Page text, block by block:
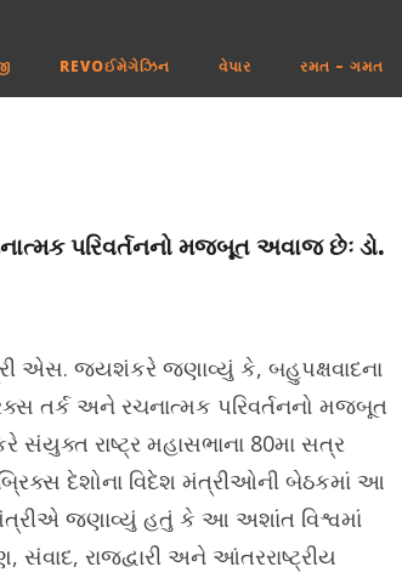
REVOઈમેગેઝિન વેપાર રમત – ગમત
પરિવર્તનનો મજબૂત અવાજ છેઃ ડો.
એસ. જયશંકરે જણાવ્યું કે, બહુપક્ષવાદના
તર્ક અને રચનાત્મક પરિવર્તનનો મજબૂત
રાષ્ટ્ર મહાસભાના 80મા સત્ર
બ્રિક્સ દેશોના વિદેશ મંત્રીઓની બેઠકમાં આ
મંત્રીએ જણાવ્યું હતું કે આ અશાંત વિશ્વમાં
સંવાદ, રાજદ્વારી અને આંતરરાષ્ટ્રીય